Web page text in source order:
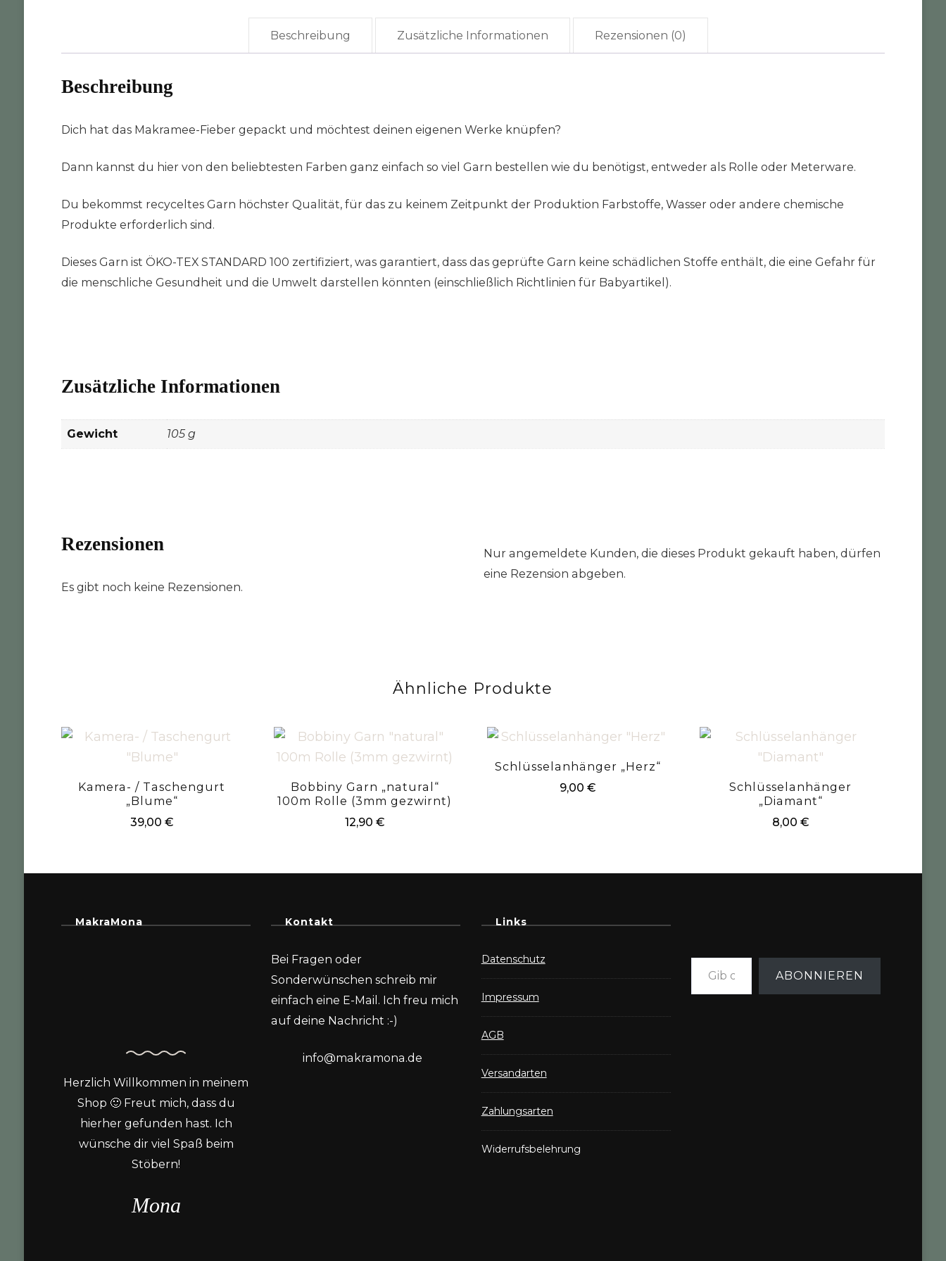
Beschreibung Zusätzliche Informationen Rezensionen (0)
Beschreibung
Dich hat das Makramee-Fieber gepackt und möchtest deinen eigenen Werke knüpfen?
Dann kannst du hier von den beliebtesten Farben ganz einfach so viel Garn bestellen wie du benötigst, entweder als Rolle oder Meterware.
Du bekommst recyceltes Garn höchster Qualität, für das zu keinem Zeitpunkt der Produktion Farbstoffe, Wasser oder andere chemische
Produkte erforderlich sind.
Dieses Garn ist ÖKO-TEX STANDARD 100 zertifiziert, was garantiert, dass das geprüfte Garn keine schädlichen Stoffe enthält, die eine Gefahr für
die menschliche Gesundheit und die Umwelt darstellen könnten (einschließlich Richtlinien für Babyartikel).
Zusätzliche Informationen
Gewicht 105 g
Rezensionen
Es gibt noch keine Rezensionen.
Nur angemeldete Kunden, die dieses Produkt gekauft haben, dürfen
eine Rezension abgeben.
Ähnliche Produkte
Kamera- / Taschengurt
„Blume“
39,00 €
Bobbiny Garn „natural“
100m Rolle (3mm gezwirnt)
12,90 €
Schlüsselanhänger „Herz“
9,00 €
Schlüsselanhänger
„Diamant“
8,00 €
MakraMona
Herzlich Willkommen in meinem
Shop 🙂 Freut mich, dass du
hierher gefunden hast. Ich
wünsche dir viel Spaß beim
Stöbern!
Mona
Kontakt
Bei Fragen oder
Sonderwünschen schreib mir
einfach eine E-Mail. Ich freu mich
auf deine Nachricht :-)
info@makramona.de
Links
Datenschutz
Impressum
AGB
Versandarten
Zahlungsarten
Widerrufsbelehrung
Gib deine E-Mail-Adresse ein ...
ABONNIEREN